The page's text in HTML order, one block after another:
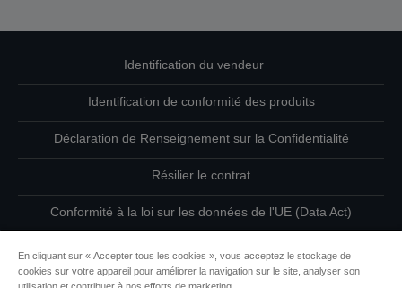
Identification du vendeur
Identification de conformité des produits
Déclaration de Renseignement sur la Confidentialité
Résilier le contrat
Conformité à la loi sur les données de l'UE (Data Act)
En cliquant sur « Accepter tous les cookies », vous acceptez le stockage de
cookies sur votre appareil pour améliorer la navigation sur le site, analyser son